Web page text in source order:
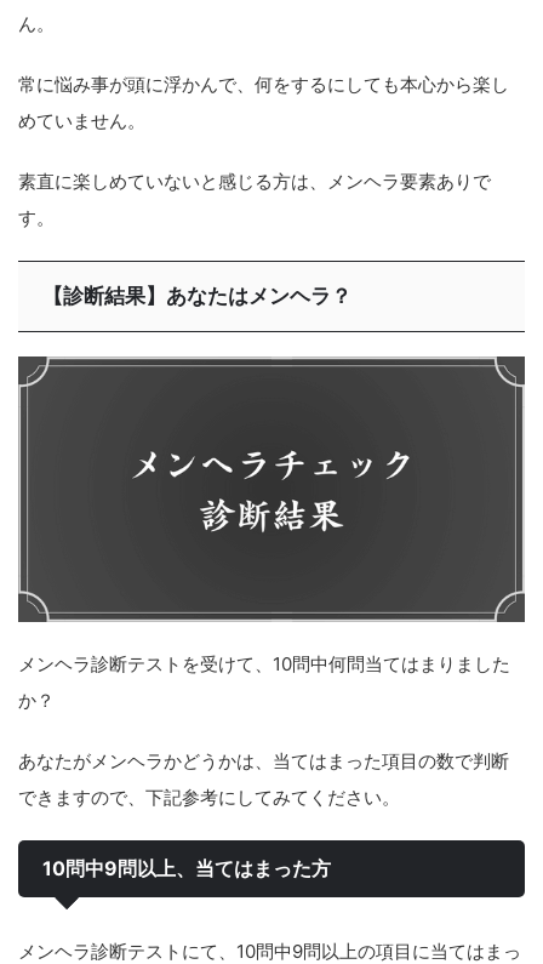
ん。
常に悩み事が頭に浮かんで、何をするにしても本心から楽し
めていません。
素直に楽しめていないと感じる方は、メンヘラ要素ありで
す。
【診断結果】あなたはメンヘラ？
メンヘラ診断テストを受けて、10問中何問当てはまりました
か？
あなたがメンヘラかどうかは、当てはまった項目の数で判断
できますので、下記参考にしてみてください。
10問中9問以上、当てはまった方
メンヘラ診断テストにて、10問中9問以上の項目に当てはまっ